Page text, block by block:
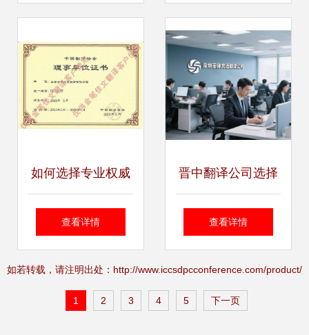
如何选择专业权威
的医学论文翻译公
指南
查看详情
晋中翻译公司选择
交通文件翻译的规
查看详情
如若转载，请注明出处：http://www.iccsdpcconference.com/product/
1 2 3 4 5 下一页